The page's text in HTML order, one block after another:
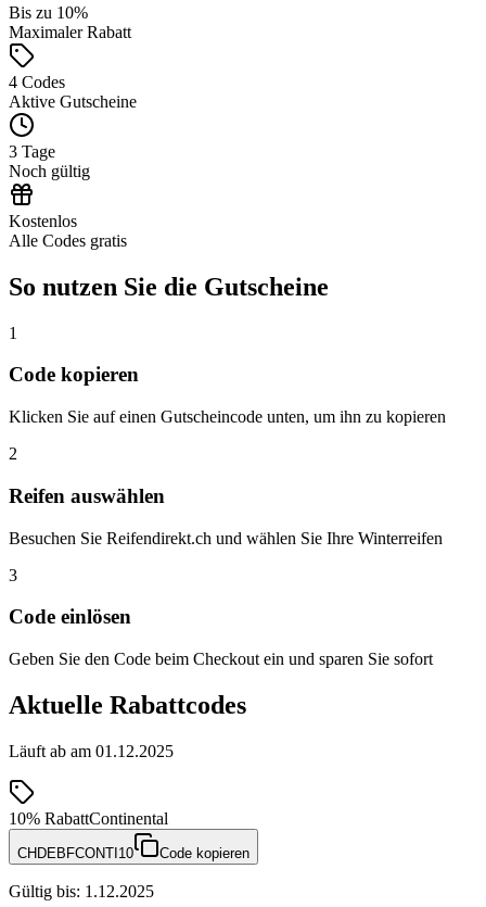
Bis zu 10%
Maximaler Rabatt
4 Codes
Aktive Gutscheine
3 Tage
Noch gültig
Kostenlos
Alle Codes gratis
So nutzen Sie die Gutscheine
1
Code kopieren
Klicken Sie auf einen Gutscheincode unten, um ihn zu kopieren
2
Reifen auswählen
Besuchen Sie Reifendirekt.ch und wählen Sie Ihre Winterreifen
3
Code einlösen
Geben Sie den Code beim Checkout ein und sparen Sie sofort
Aktuelle Rabattcodes
Läuft ab am 01.12.2025
10% RabattContinental
CHDEBFCONTI10 Code kopieren
Gültig bis: 1.12.2025